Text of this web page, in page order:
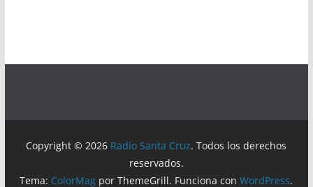
Copyright © 2026 Radio Santa Cruz. Todos los derechos
reservados.
Tema: ColorMag por ThemeGrill. Funciona conWordPress.